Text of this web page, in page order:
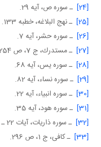
[24]
ـ سوره ص، آيه 29.
[25]
ـ نهج البلاغه، خطبه 133.
[26]
ـ سوره حشر، آيه 7.
[27]
ـ مستدرك، ج 7، ص 254.
[28]
ـ سوره يس، آيه 68.
[29]
ـ سوره نساء، آيه 82.
[30]
ـ سوره انبياء، آيه 22.
[31]
ـ سوره هود، آيه 35.
[32]
ـ سوره ذاريات، آيات 22 ـ 23.
[33]
ـ كافى، ج 1، ص 296.